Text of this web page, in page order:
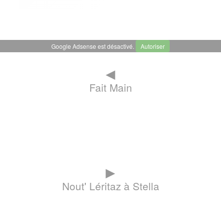
Google Adsense est désactivé. Autoriser
◄
Fait Main
►
Nout' Léritaz à Stella